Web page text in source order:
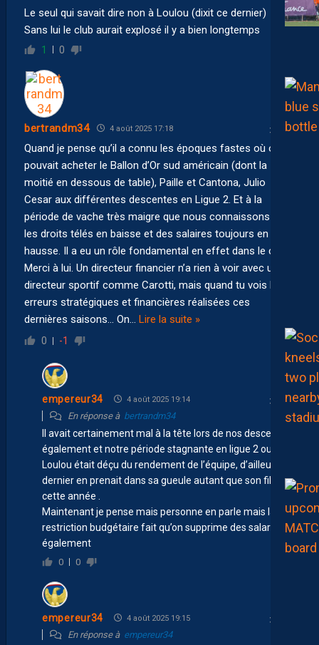
Le seul qui savait dire non à Loulou (dixit ce dernier)
Sans lui le club aurait explosé il y a bien longtemps
1 0
bertrandm34 4 août 2025 17:18
Quand je pense qu’il a connu les époques fastes où on
pouvait acheter le Ballon d’Or sud américain (dont la
moitié en dessous de table), Paille et Cantona, Julio
Cesar aux différentes descentes en Ligue 2. Et à la
période de vache très maigre que nous connaissons avec
les droits télés en baisse et des salaires toujours en
hausse. Il a eu un rôle fondamental en effet dans le club.
Merci à lui. Un directeur financier n’a rien à voir avec un
directeur sportif comme Carotti, mais quand tu vois les
erreurs stratégiques et financières réalisées ces
dernières saisons… On
Lire la suite »
0 -1
empereur34 4 août 2025 19:14
En réponse à bertrandm34
Il avait certainement mal à la tête lors de nos descentes
également et notre période stagnante en ligue 2 ou
Loulou était déçu du rendement de l’équipe, d’ailleurs ce
dernier en prenait dans sa gueule autant que son fils
cette année .
Maintenant je pense mais personne en parle mais la
restriction budgétaire fait qu’on supprime des salariés
également
0 0
empereur34 4 août 2025 19:15
En réponse à empereur34